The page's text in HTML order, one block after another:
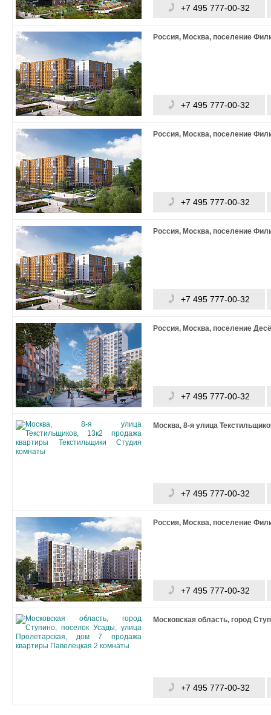
+7 495 777-00-32
Россия, Москва, поселение
+7 495 777-00-32
Россия, Москва, поселение
+7 495 777-00-32
Россия, Москва, поселение
+7 495 777-00-32
Россия, Москва, поселение
+7 495 777-00-32
Москва, 8-я улица
+7 495 777-00-32
Россия, Москва, поселение
+7 495 777-00-32
Московская область, город
+7 495 777-00-32